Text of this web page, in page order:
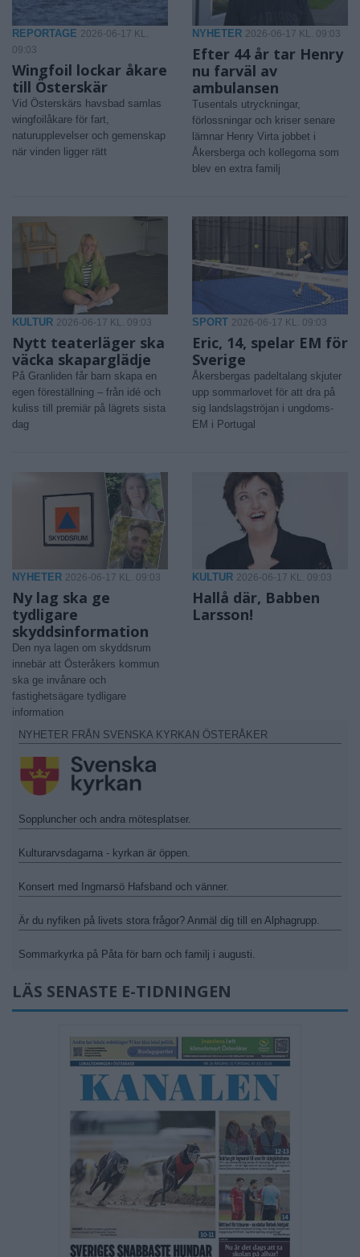
REPORTAGE 2026-06-17 KL.
09:03
Wingfoil lockar åkare
till Österskär
Vid Österskärs havsbad samlas
wingfoilåkare för fart,
naturupplevelser och gemenskap
när vinden ligger rätt
NYHETER 2026-06-17 KL. 09:03
Efter 44 år tar Henry
nu farväl av
ambulansen
Tusentals utryckningar,
förlossningar och kriser senare
lämnar Henry Virta jobbet i
Åkersberga och kollegorna som
blev en extra familj
KULTUR 2026-06-17 KL. 09:03
Nytt teaterläger ska
väcka skaparglädje
På Granliden får barn skapa en
egen föreställning – från idé och
kuliss till premiär på lägrets sista
dag
SPORT 2026-06-17 KL. 09:03
Eric, 14, spelar EM för
Sverige
Åkersbergas padeltalang skjuter
upp sommarlovet för att dra på
sig landslagströjan i ungdoms-
EM i Portugal
NYHETER 2026-06-17 KL. 09:03
Ny lag ska ge
tydligare
skyddsinformation
Den nya lagen om skyddsrum
innebär att Österåkers kommun
ska ge invånare och
fastighetsägare tydligare
information
KULTUR 2026-06-17 KL. 09:03
Hallå där, Babben
Larsson!
NYHETER FRÅN SVENSKA KYRKAN ÖSTERÅKER
Soppluncher och andra mötesplatser.
Kulturarvsdagarna - kyrkan är öppen.
Konsert med Ingmarsö Hafsband och vänner.
Är du nyfiken på livets stora frågor? Anmäl dig till en Alphagrupp.
Sommarkyrka på Påta för barn och familj i augusti.
LÄS SENASTE E-TIDNINGEN